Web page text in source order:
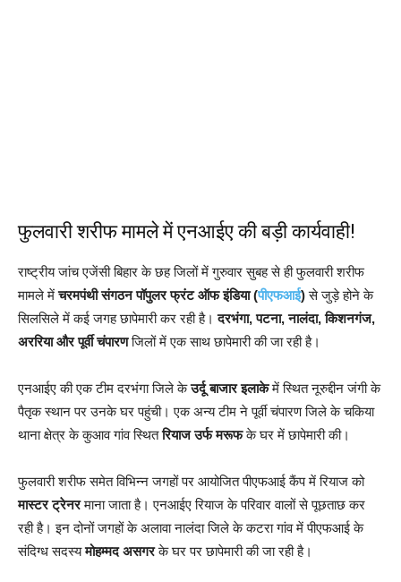
फुलवारी शरीफ मामले में एनआईए की बड़ी कार्यवाही!
राष्ट्रीय जांच एजेंसी बिहार के छह जिलों में गुरुवार सुबह से ही फुलवारी शरीफ
मामले मेंचरमपंथी संगठन पॉपुलर फ्रंट ऑफ इंडिया (पीएफआई)से जुड़े होने के
सिलसिले में कई जगह छापेमारी कर रही है।दरभंगा, पटना, नालंदा, किशनगंज,
अररिया और पूर्वी चंपारणजिलों में एक साथ छापेमारी की जा रही है।
एनआईए की एक टीम दरभंगा जिले केउर्दू बाजार इलाकेमें स्थित नूरुद्दीन जंगी के
पैतृक स्थान पर उनके घर पहुंची। एक अन्य टीम ने पूर्वी चंपारण जिले के चकिया
थाना क्षेत्र के कुआव गांव स्थितरियाज उर्फ मरूफके घर में छापेमारी की।
फुलवारी शरीफ समेत विभिन्न जगहों पर आयोजित पीएफआई कैंप में रियाज को
मास्टर ट्रेनरमाना जाता है। एनआईए रियाज के परिवार वालों से पूछताछ कर
रही है। इन दोनों जगहों के अलावा नालंदा जिले के कटरा गांव में पीएफआई के
संदिग्ध सदस्यमोहम्मद असगरके घर पर छापेमारी की जा रही है।